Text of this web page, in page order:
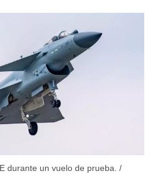
durante un vuelo de prueba. /